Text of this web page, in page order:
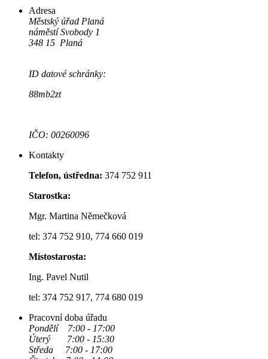
Adresa
Městský úřad Planá
náměstí Svobody 1
348 15 Planá
ID datové schránky:
88mb2zt
IČO: 00260096
Kontakty
Telefon, ústředna: 374 752 911
Starostka:
Mgr. Martina Němečková
tel: 374 752 910, 774 660 019
Místostarosta:
Ing. Pavel Nutil
tel: 374 752 917, 774 680 019
Pracovní doba úřadu
Pondělí 7:00 - 17:00
Úterý 7:00 - 15:30
Středa 7:00 - 17:00